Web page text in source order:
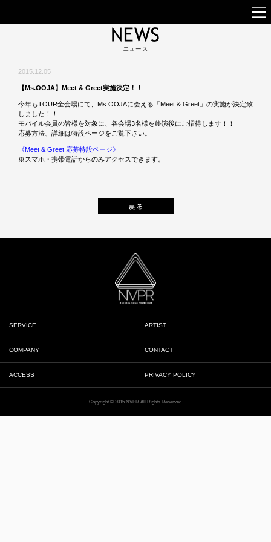
2015.12.05
【Ms.OOJA】Meet & Greet実施決定！！
今年もTOUR全会場にて、Ms.OOJAに会える「Meet & Greet」の実施が決定致
しました！！
モバイル会員の皆様を対象に、各会場3名様を終演後にご招待します！！
応募方法、詳細は特設ページをご覧下さい。
《Meet & Greet 応募特設ページ》
※スマホ・携帯電話からのみアクセスできます。
SERVICE ARTIST
COMPANY CONTACT
ACCESS PRIVACY POLICY
Copyright © 2015 NVPR All Rights Reserved.